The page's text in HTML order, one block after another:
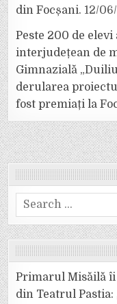
din Focșani. 12/
Peste 200 de
interjudețean de
Gimnazială
derularea
fost premiați la
Search
for:
Primarul Misăilă
din Teatrul